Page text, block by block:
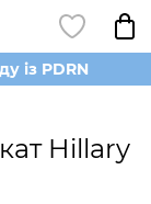
із PDRN
Hillary